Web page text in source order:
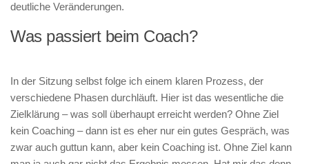
deutliche Veränderungen.
Was passiert beim Coach?
In der Sitzung selbst folge ich einem klaren Prozess, der
verschiedene Phasen durchläuft. Hier ist das wesentliche die
Zielklärung – was soll überhaupt erreicht werden? Ohne Ziel
kein Coaching – dann ist es eher nur ein gutes Gespräch, was
zwar auch guttun kann, aber kein Coaching ist. Ohne Ziel kann